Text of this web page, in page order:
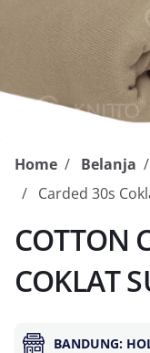
Home Belanja
Carded 30s
COTTON
COKLAT
BANDUNG: